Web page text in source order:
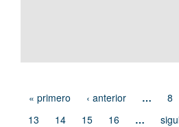
« primero ‹ anterior … 8
13
14 15 16 …